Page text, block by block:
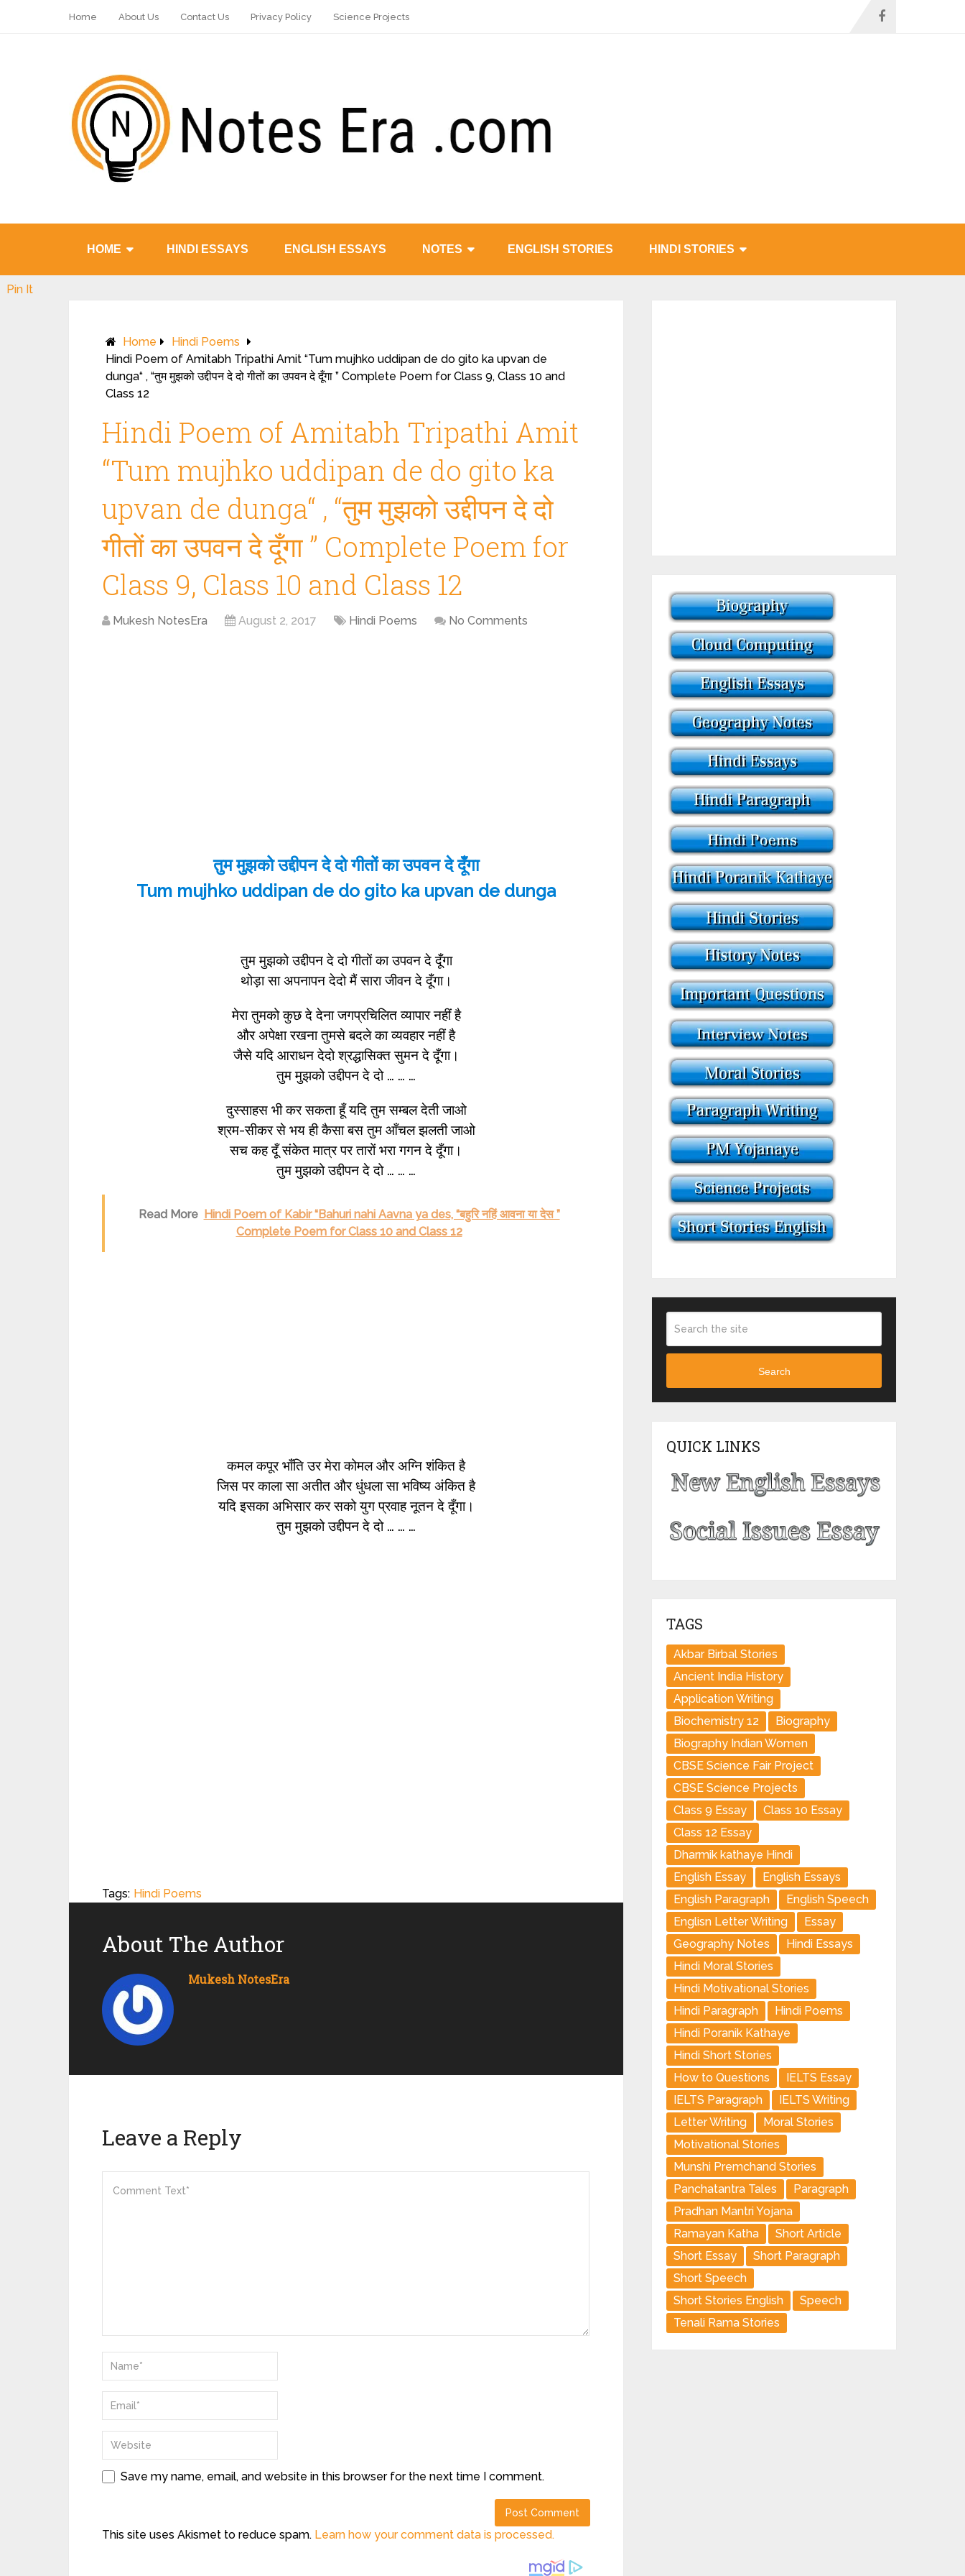
Home About Us Contact Us Privacy Policy Science Projects
HOME HINDI ESSAYS ENGLISH ESSAYS NOTES ENGLISH STORIES HINDI STORIES
Home
Hindi Poems
Hindi Poem of Amitabh Tripathi Amit “Tum mujhko uddipan de do gito ka upvan de
dunga“ , “तुम मुझको उद्दीपन दे दो गीतों का उपवन दे दूँगा ” Complete Poem for Class 9, Class 10 and
Class 12
Hindi Poem of Amitabh Tripathi Amit
“Tum mujhko uddipan de do gito ka
upvan de dunga“ , “तुम मुझको उद्दीपन दे दो
गीतों का उपवन दे दूँगा ” Complete Poem for
Class 9, Class 10 and Class 12
Mukesh NotesEra August 2, 2017 Hindi Poems No Comments
तुम मुझको उद्दीपन दे दो गीतों का उपवन दे दूँगा
Tum mujhko uddipan de do gito ka upvan de dunga
तुम मुझको उद्दीपन दे दो गीतों का उपवन दे दूँगा
थोड़ा सा अपनापन देदो मैं सारा जीवन दे दूँगा।
मेरा तुमको कुछ दे देना जगप्रचिलित व्यापार नहीं है
और अपेक्षा रखना तुमसे बदले का व्यवहार नहीं है
जैसे यदि आराधन देदो श्रद्धासिक्त सुमन दे दूँगा।
तुम मुझको उद्दीपन दे दो … … …
दुस्साहस भी कर सकता हूँ यदि तुम सम्बल देती जाओ
श्रम-सीकर से भय ही कैसा बस तुम आँचल झलती जाओ
सच कह दूँ संकेत मात्र पर तारों भरा गगन दे दूँगा।
तुम मुझको उद्दीपन दे दो … … …
Read More Hindi Poem of Kabir “Bahuri nahi Aavna ya des, “बहुरि नहिं आवना या देस ”
Complete Poem for Class 10 and Class 12
कमल कपूर भाँति उर मेरा कोमल और अग्नि शंकित है
जिस पर काला सा अतीत और धुंधला सा भविष्य अंकित है
यदि इसका अभिसार कर सको युग प्रवाह नूतन दे दूँगा।
तुम मुझको उद्दीपन दे दो … … …
Pin It
Tags: Hindi Poems
About The Author
Mukesh NotesEra
Leave a Reply
Save my name, email, and website in this browser for the next time I comment.
This site uses Akismet to reduce spam. Learn how your comment data is processed.
Search
QUICK LINKS
TAGS
Akbar Birbal Stories
Ancient India History
Application Writing
Biochemistry 12
Biography
Biography Indian Women
CBSE Science Fair Project
CBSE Science Projects
Class 9 Essay
Class 10 Essay
Class 12 Essay
Dharmik kathaye Hindi
English Essay
English Essays
English Paragraph
English Speech
Englisn Letter Writing
Essay
Geography Notes
Hindi Essays
Hindi Moral Stories
Hindi Motivational Stories
Hindi Paragraph
Hindi Poems
Hindi Poranik Kathaye
Hindi Short Stories
How to Questions
IELTS Essay
IELTS Paragraph
IELTS Writing
Letter Writing
Moral Stories
Motivational Stories
Munshi Premchand Stories
Panchatantra Tales
Paragraph
Pradhan Mantri Yojana
Ramayan Katha
Short Article
Short Essay
Short Paragraph
Short Speech
Short Stories English
Speech
Tenali Rama Stories